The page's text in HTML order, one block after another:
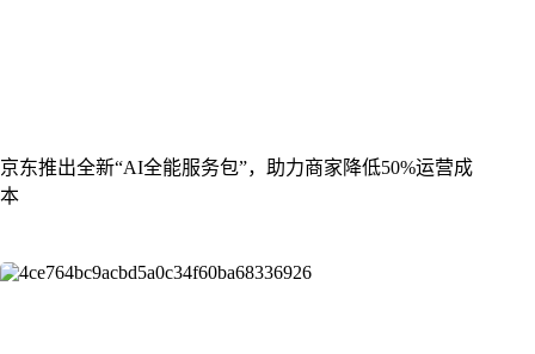
京东推出全新“AI全能服务包”，助力商家降低50%运营成
本